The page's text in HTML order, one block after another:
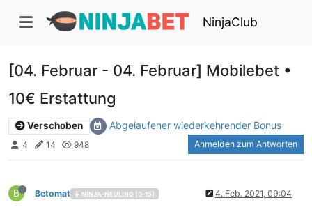
NinjaClub
[04. Februar - 04. Februar] Mobilebet •
10€ Erstattung
Verschoben Abgelaufener wiederkehrender Bonus
4 14 948 Anmelden zum Antworten
B Betomat NINJA-NEULING [0-15] 4. Feb. 2021, 09:04